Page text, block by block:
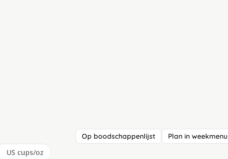
Op boodschappenlijst Plan in weekmenu
US cups/oz